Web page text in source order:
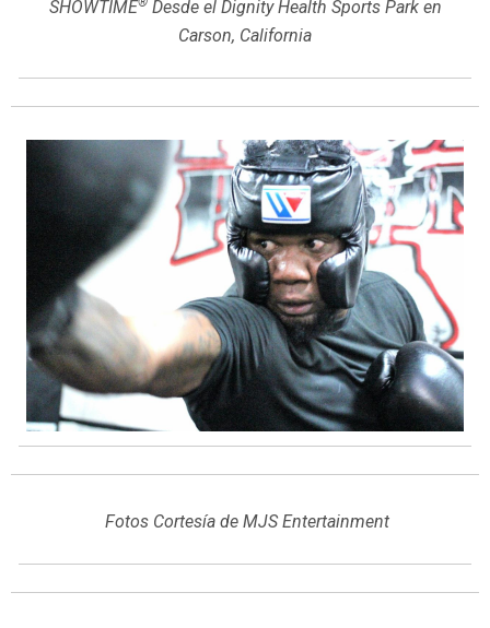
SHOWTIME Desde el Dignity Health Sports Park en
Carson, California
Fotos Cortesía de MJS Entertainment